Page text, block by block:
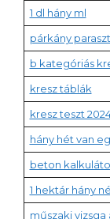
1 dl hány ml
párkány
b kategóriás
kresz táblák
kresz teszt
hány hét van
beton
1 hektár hány
műszaki vizsga